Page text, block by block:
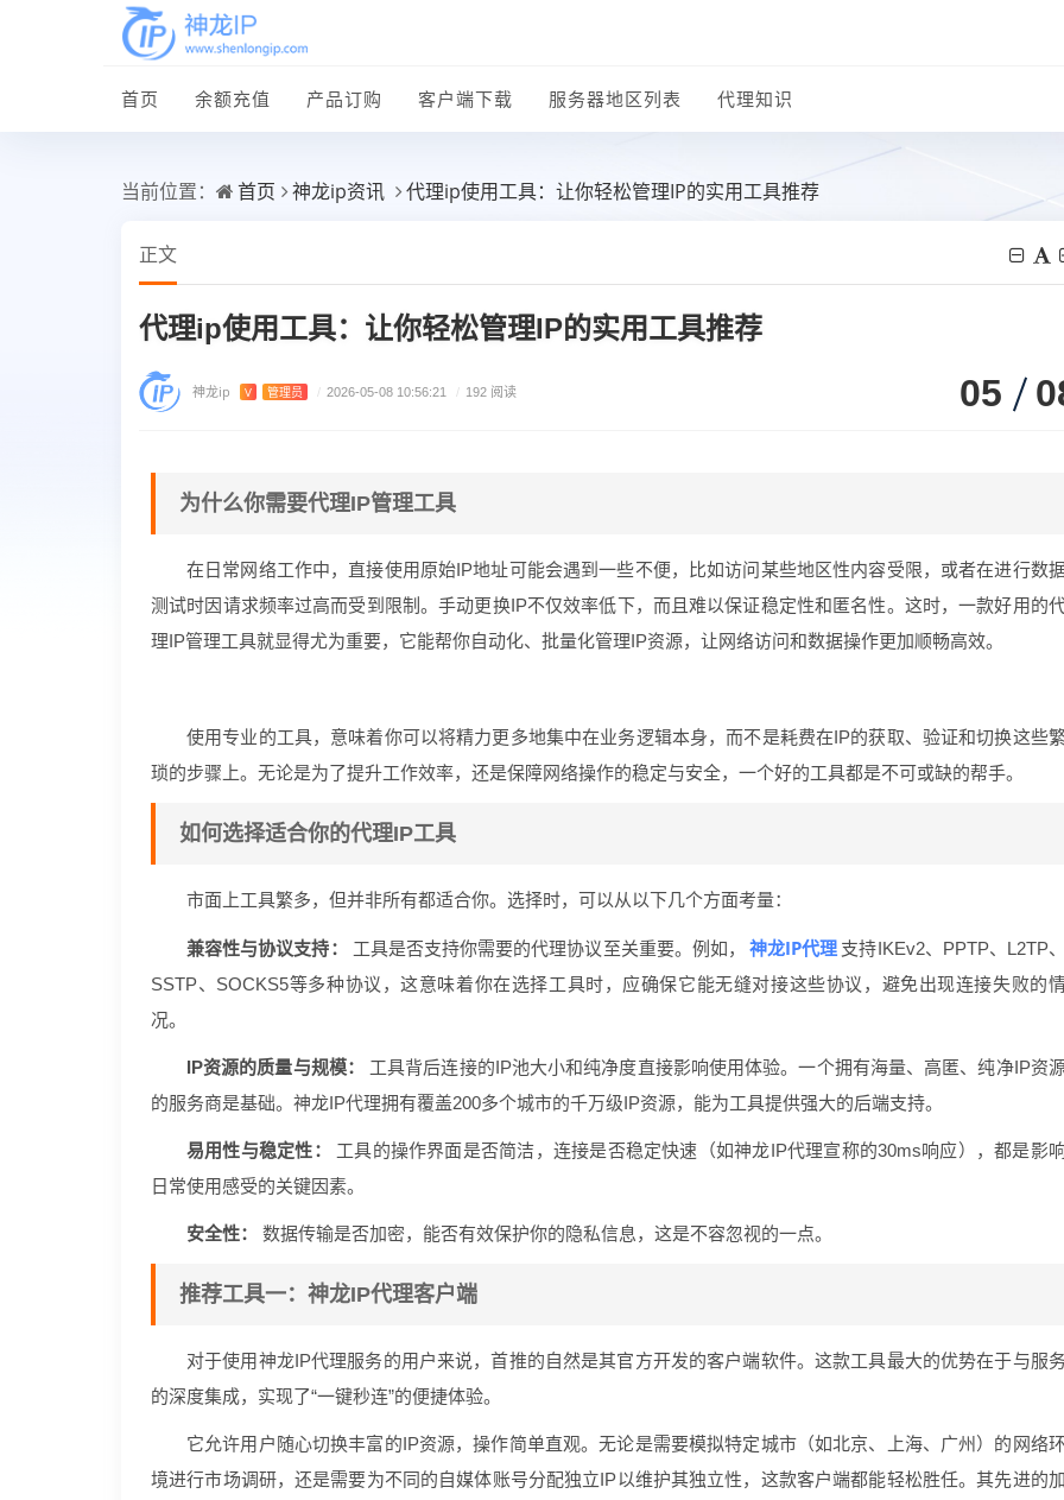
首页 余额充值 产品订购 客户端下载 服务器地区列表 代理知识
当前位置： 首页 神龙ip资讯 代理ip使用工具：让你轻松管理IP的实用工具推荐
正文
代理ip使用工具：让你轻松管理IP的实用工具推荐
神龙ip V 管理员 / 2026-05-08 10:56:21 / 192 阅读 05
为什么你需要代理IP管理工具
在日常网络工作中，直接使用原始IP地址可能会遇到一些不便，比如访问某些地区性内容受限，或者在进行数
测试时因请求频率过高而受到限制。手动更换IP不仅效率低下，而且难以保证稳定性和匿名性。这时，一款好用的
理IP管理工具就显得尤为重要，它能帮你自动化、批量化管理IP资源，让网络访问和数据操作更加顺畅高效。
使用专业的工具，意味着你可以将精力更多地集中在业务逻辑本身，而不是耗费在IP的获取、验证和切换这些
琐的步骤上。无论是为了提升工作效率，还是保障网络操作的稳定与安全，一个好的工具都是不可或缺的帮手。
如何选择适合你的代理IP工具
市面上工具繁多，但并非所有都适合你。选择时，可以从以下几个方面考量：
兼容性与协议支持： 工具是否支持你需要的代理协议至关重要。例如， 神龙IP代理 支持IKEv2、PPTP、L2TP
SSTP、SOCKS5等多种协议，这意味着你在选择工具时，应确保它能无缝对接这些协议，避免出现连接失败的
况。
IP资源的质量与规模：
工具背后连接的IP池大小和纯净度直接影响使用体验。一个拥有海量、高匿、纯净IP资
的服务商是基础。神龙IP代理拥有覆盖200多个城市的千万级IP资源，能为工具提供强大的后端支持。
易用性与稳定性：
工具的操作界面是否简洁，连接是否稳定快速（如神龙IP代理宣称的30ms响应），都是影
日常使用感受的关键因素。
安全性： 数据传输是否加密，能否有效保护你的隐私信息，这是不容忽视的一点。
推荐工具一：神龙IP代理客户端
对于使用神龙IP代理服务的用户来说，首推的自然是其官方开发的客户端软件。这款工具最大的优势在于与服
的深度集成，实现了“一键秒连”的便捷体验。
它允许用户随心切换丰富的IP资源，操作简单直观。无论是需要模拟特定城市（如北京、上海、广州）的网络
境进行市场调研，还是需要为不同的自媒体账号分配独立IP以维护其独立性，这款客户端都能轻松胜任。其先进的